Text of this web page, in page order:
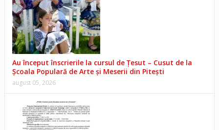
Au început înscrierile la cursul de Țesut – Cusut de la
Școala Populară de Arte și Meserii din Pitești
august 05, 2026